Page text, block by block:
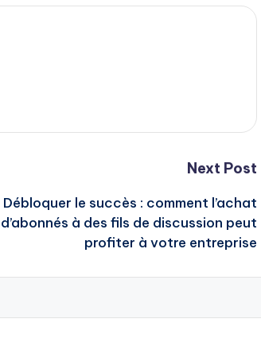
Next Post
Débloquer le succès : comment l’achat
d’abonnés à des fils de discussion peut
profiter à votre entreprise